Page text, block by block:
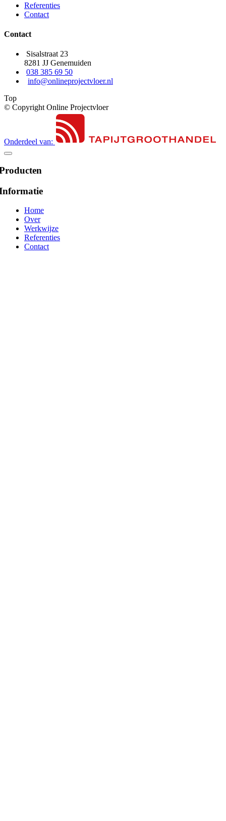
Referenties
Contact
Contact
Sisalstraat 23
8281 JJ Genemuiden
038 385 69 50
info@onlineprojectvloer.nl
Top
© Copyright Online Projectvloer
Onderdeel van:
Home
Over
Werkwijze
Referenties
Contact